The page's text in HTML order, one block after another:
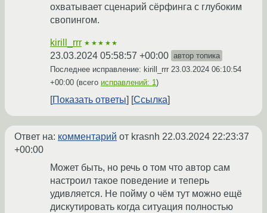
охватывает сценарий сёрфинга с глубоким
свопингом.
kirill_rrr ★★★★★
23.03.2024 05:58:57 +00:00 автор топика
Последнее исправление: kirill_rrr 23.03.2024 06:10:54
+00:00 (всего исправлений: 1)
Показать ответы Ссылка
Ответ на: комментарий от krasnh 22.03.2024 22:23:37
+00:00
Может быть, но речь о том что автор сам
настроил такое поведение и теперь
удивляется. Не пойму о чём тут можно ещё
дискутировать когда ситуация полностью